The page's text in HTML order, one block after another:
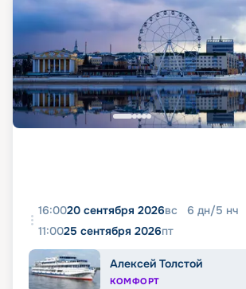
16:0020 сентября 2026вс 6 дн/5 нч
11:0025 сентября 2026пт
Алексей Толстой
КОМФОРТ